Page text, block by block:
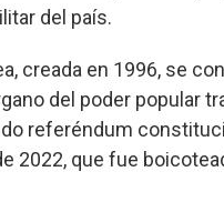
del país.
creada en 1996, se
del poder popular
referéndum
2022, que fue